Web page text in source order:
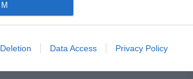
Data Access Privacy Policy